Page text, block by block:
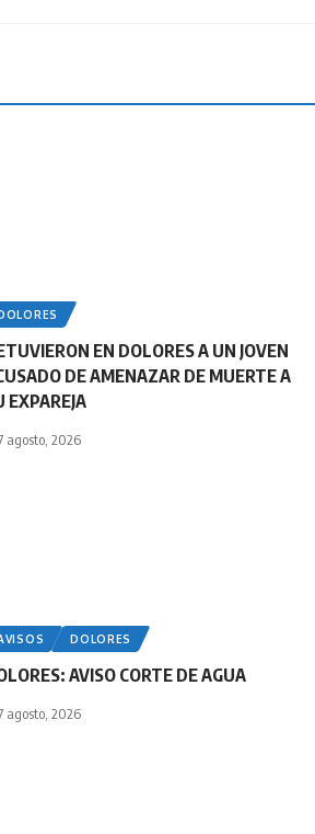
EN DOLORES A UN JOVEN
DE AMENAZAR DE MUERTE A
EXPAREJA
agosto, 2026
DOLORES
AVISO CORTE DE AGUA
agosto, 2026